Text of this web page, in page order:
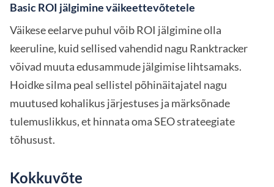
Basic ROI jälgimine väikeettevõtetele
Väikese eelarve puhul võib ROI jälgimine olla
keeruline, kuid sellised vahendid nagu Ranktracker
võivad muuta edusammude jälgimise lihtsamaks.
Hoidke silma peal sellistel põhinäitajatel nagu
muutused kohalikus järjestuses ja märksõnade
tulemuslikkus, et hinnata oma SEO strateegiate
tõhusust.
Kokkuvõte